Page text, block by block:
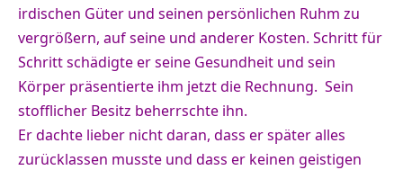
irdischen Güter und seinen persönlichen Ruhm zu
vergrößern, auf seine und anderer Kosten. Schritt für
Schritt schädigte er seine Gesundheit und sein
Körper präsentierte ihm jetzt die Rechnung. Sein
stofflicher Besitz beherrschte ihn.
Er dachte lieber nicht daran, dass er später alles
zurücklassen musste und dass er keinen geistigen